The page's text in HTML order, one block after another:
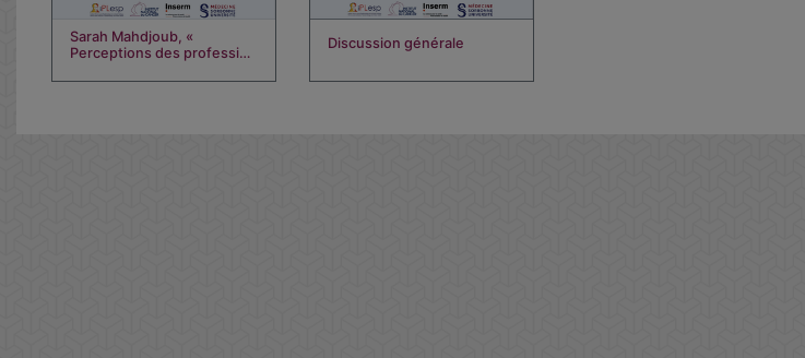
Sarah Mahdjoub, «
Perceptions des professi…
Discussion générale